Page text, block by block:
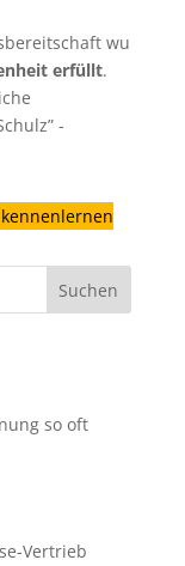
wu
erfüllt.
-
so oft
Vertrieb